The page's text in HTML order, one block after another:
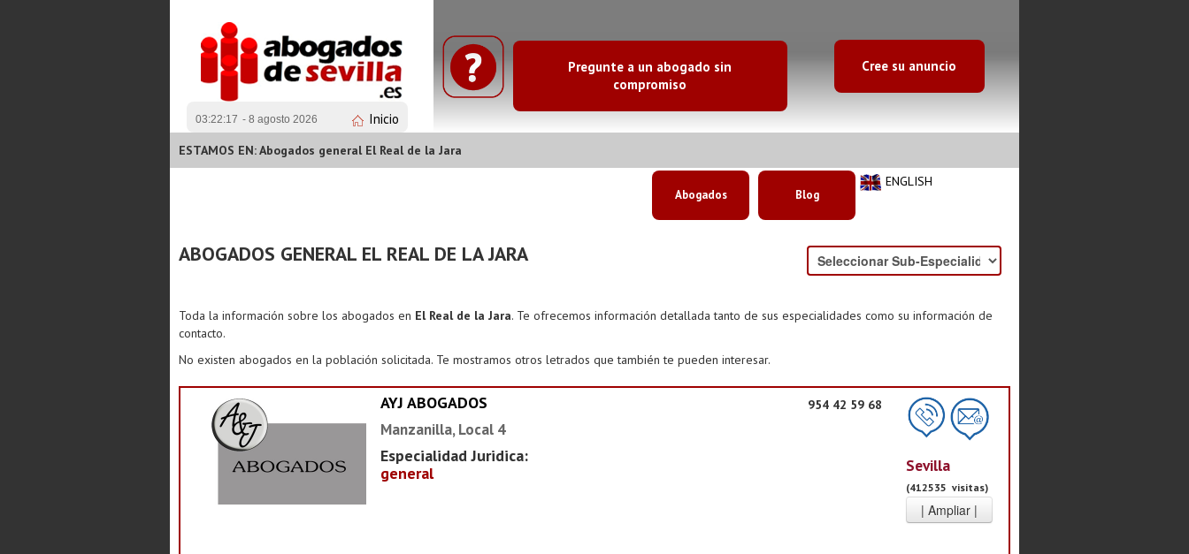
03:22:18 - 8 agosto 2026 Inicio
Pregunte a un abogado sin
compromiso
Cree su anuncio
ESTAMOS EN: Abogados general El Real de la Jara
ENGLISH
Abogados Blog
ABOGADOS GENERAL EL REAL DE LA JARA
Toda la información sobre los abogados en El Real de la Jara. Te ofrecemos información detallada tanto de sus especialidades como su información de
contacto.
No existen abogados en la población solicitada. Te mostramos otros letrados que también te pueden interesar.
AYJ ABOGADOS
Manzanilla, Local 4
Especialidad Juridica:
general
954 42 59 68
Sevilla
(412535 visitas)